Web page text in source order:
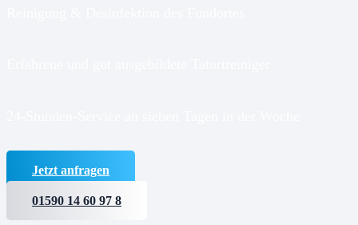
Jetzt anfragen
01590 14 60 97 8